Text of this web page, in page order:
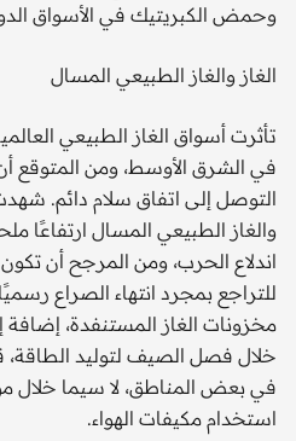
وحمض الكبريتيك في الأسواق
الغاز والغاز الطبيعي المسال
تأثرت أسواق الغاز الطبيعي
في الشرق الأوسط، ومن
التوصل إلى اتفاق سلام دائم.
والغاز الطبيعي المسال ارتفاعًا
اندلاع الحرب، ومن المرجح أن
للتراجع بمجرد انتهاء الصراع
مخزونات الغاز المستنفدة، إضافة
خلال فصل الصيف لتوليد
في بعض المناطق، لا سيما خلال
استخدام مكيفات الهواء.